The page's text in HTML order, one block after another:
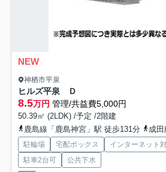
NEW
神栖市平泉
ヒルズ平泉 Ｄ
8.5万円 管理/共益費5,000円
50.39㎡ (2LDK) /予定 /2階建
鹿島線「鹿島神宮」駅 徒歩131分
成田
駐輪場 宅配ボックス インターネット
駐車2台可
公共下水